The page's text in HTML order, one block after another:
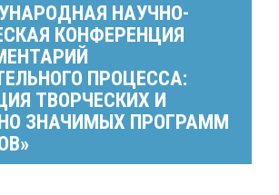
НАУЧНО-
КОНФЕРЕНЦИЯ
ПРОЦЕССА:
ТВОРЧЕСКИХ И
ЗНАЧИМЫХ ПРОГРАММ